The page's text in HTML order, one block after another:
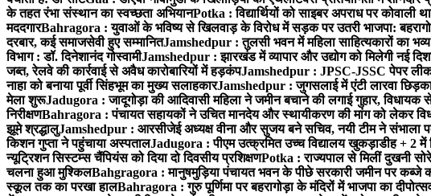
के तहत रंभा संस्थान का स्वच्छता अभियानPotka : विद्यार्थियों को साइबर अपराध पर कोवाली
मददगारBahragora : युवाओं के भविष्य से खिलवाड़ के विरोध में सड़क पर उतरी भाजपा:
दरबार, कई समाजसेवी हुए सम्मानितJamshedpur : तुलसी भवन में महिला साहित्यकारों का
विभाग : डॉ. दिनेशानंद गोस्वामीJamshedpur : झारखंड में व्यापार और उद्योग को मिलेगी नई
जब्त, रेलवे की कार्रवाई से अवैध कारोबारियों में हड़कंपJamshedpur : JPSC-JSSC पेपर
नाहा को बनाया पूर्वी सिंहभूम का मुख्य सलाहकारJamshedpur : जुगसलाई में एंटी लारवा
मेला शुरूJadugora : जादूगोड़ा की आदिवासी महिला ने जमीन बचाने की लगाई गुहार, विधायक
निरीक्षणBahragora : पंचायत सहायकों ने उचित मानदेय और स्थायीकरण की मांग को लेकर
झूमे श्रद्धालुJamshedpur : आरसीजेई अध्यक्ष वीना और सुजय बने सचिव, नयी टीम ने संभाला
किशन गुप्ता ने पहुंचाया अस्पतालJadugora : पीएम उत्क्रमित उच्च विद्यालय खुकड़ाडीह + 2 में
न्यूट्रिशन सिस्टम्स चैंपियंस को दिया दो दिवसीय प्रशिक्षणPotka : राज्यपाल से मिलीं दुखनी
चलना हुआ मुश्किलBahgragora : मानुषमुड़िया पंचायत भवन के पीछे सरकारी जमीन पर कब्जे
स्कूल तक का परखा हालBahragora : गुरु पूर्णिमा पर बहरागोड़ा के मंदिरों में भाजपा का